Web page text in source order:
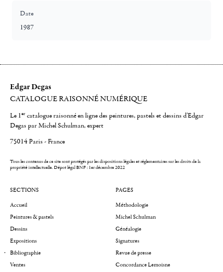
Date
1987
Edgar Degas
CATALOGUE RAISONNÉ NUMÉRIQUE
Le 1er catalogue raisonné en ligne des peintures, pastels et dessins d'Edgar
Degas par Michel Schulman, expert
75014 Paris - France
Tous les contenus de ce site sont protégés par les dispositions légales et réglementaires sur les droits de la
propriété intellectuelle.Dépot légal BNF : 1er décembre 2022
SECTIONS
Accueil
Peintures & pastels
Dessins
Expositions
Bibliographie
Ventes
PAGES
Méthodologie
Michel Schulman
Généalogie
Signatures
Revue de presse
Concordance Lemoisne